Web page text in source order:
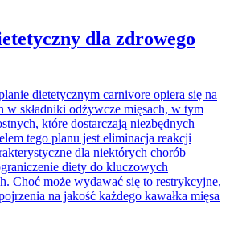
dla zdrowego
dietetycznym carnivore opiera się na
w składniki odżywcze mięsach, w tym
które dostarczają niezbędnych
tego planu jest eliminacja reakcji
dla niektórych chorób
diety do kluczowych
Choć może wydawać się to restrykcyjne,
na jakość każdego kawałka mięsa